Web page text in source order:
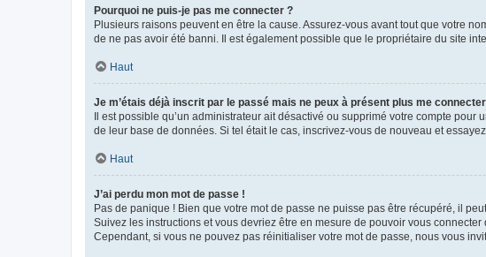
Pourquoi ne puis-je pas me connecter ?
Plusieurs raisons peuvent en être la cause. Assurez-vous avant tout que votre
de ne pas avoir été banni. Il est également possible que le propriétaire du site
Haut
Je m’étais déjà inscrit par le passé mais ne peux à présent plus me
Il est possible qu’un administrateur ait désactivé ou supprimé votre compte
de leur base de données. Si tel était le cas, inscrivez-vous de nouveau et
Haut
J’ai perdu mon mot de passe !
Pas de panique ! Bien que votre mot de passe ne puisse pas être récupéré, il
Suivez les instructions et vous devriez être en mesure de pouvoir vous connecter
Cependant, si vous ne pouvez pas réinitialiser votre mot de passe, nous vous